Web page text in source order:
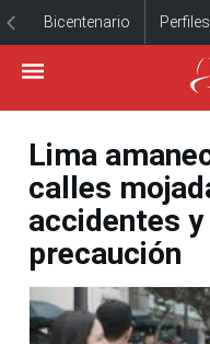
Bicentenario Perfiles
Lima
calles
accidentes
precaución